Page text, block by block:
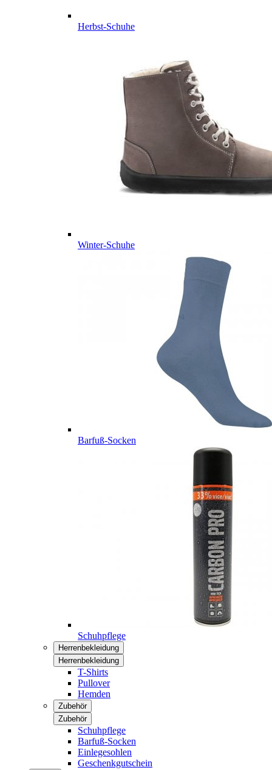
Herbst-Schuhe
Winter-Schuhe
Barfuß-Socken
Schuhpflege
Herrenbekleidung
Herrenbekleidung
T-Shirts
Pullover
Hemden
Zubehör
Zubehör
Schuhpflege
Barfuß-Socken
Einlegesohlen
Geschenkgutschein